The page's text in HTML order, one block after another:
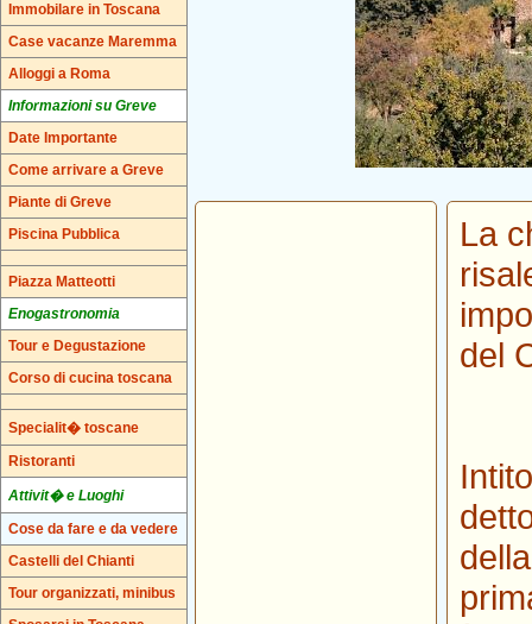
Immobilare in Toscana
Case vacanze Maremma
Alloggi a Roma
Informazioni su Greve
Date Importante
Come arrivare a Greve
Piante di Greve
Piscina Pubblica
Piazza Matteotti
Enogastronomia
Tour e Degustazione
Corso di cucina toscana
Specialit� toscane
Ristoranti
Attivit� e Luoghi
Cose da fare e da vedere
Castelli del Chianti
Tour organizzati, minibus
La
del